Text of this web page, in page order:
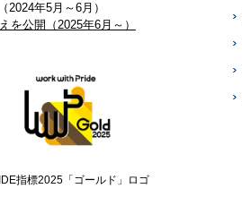
年5月～6月）
を公開（2025年6月～）
指標2025「ゴールド」ロゴ